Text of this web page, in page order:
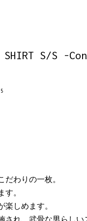
SHIRT S/S -
わりの一枚。
す。
しめます。
され、武骨な男らしい